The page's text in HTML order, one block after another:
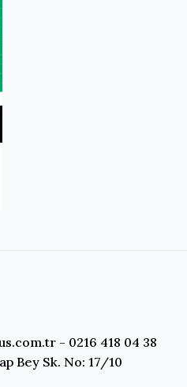
- 0216 418 04 38
Bey Sk. No: 17/10